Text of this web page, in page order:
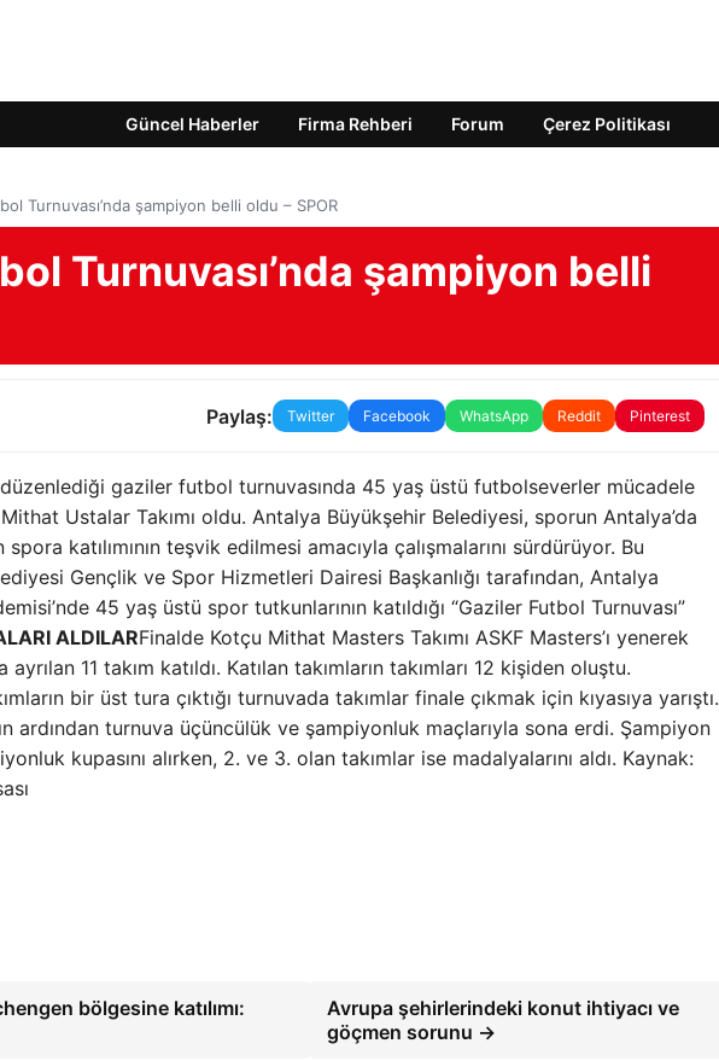
Güncel Haberler Firma Rehberi Forum Çerez Politikası
Turnuvası’nda şampiyon belli oldu – SPOR
Turnuvası’nda şampiyon belli
Paylaş: Twitter Facebook WhatsApp Reddit Pinterest
gaziler futbol turnuvasında 45 yaş üstü futbolseverler mücadele
Ustalar Takımı oldu. Antalya Büyükşehir Belediyesi, sporun Antalya’da
spora katılımının teşvik edilmesi amacıyla çalışmalarını sürdürüyor. Bu
Gençlik ve Spor Hizmetleri Dairesi Başkanlığı tarafından, Antalya
45 yaş üstü spor tutkunlarının katıldığı “Gaziler Futbol Turnuvası”
ALDILARFinalde Kotçu Mithat Masters Takımı ASKF Masters’ı yenerek
11 takım katıldı. Katılan takımların takımları 12 kişiden oluştu.
bir üst tura çıktığı turnuvada takımlar finale çıkmak için kıyasıya yarıştı.
ardından turnuva üçüncülük ve şampiyonluk maçlarıyla sona erdi. Şampiyon
kupasını alırken, 2. ve 3. olan takımlar ise madalyalarını aldı. Kaynak:
bölgesine katılımı:
Avrupa şehirlerindeki konut ihtiyacı ve
göçmen sorunu →